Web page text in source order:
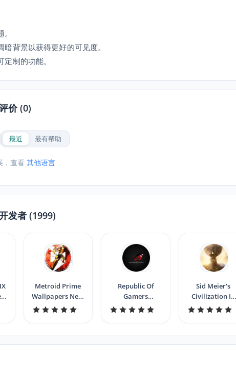
背景以获得更好的可见度。
制的功能。
价 (0)
最近 最有帮助
，查看 其他语言
发者 (1999)
Metroid Prime
Wallpapers New
Tab
Republic Of
Gamers
Wallpapers New
Sid Meier's
Civilization IV
New Tab